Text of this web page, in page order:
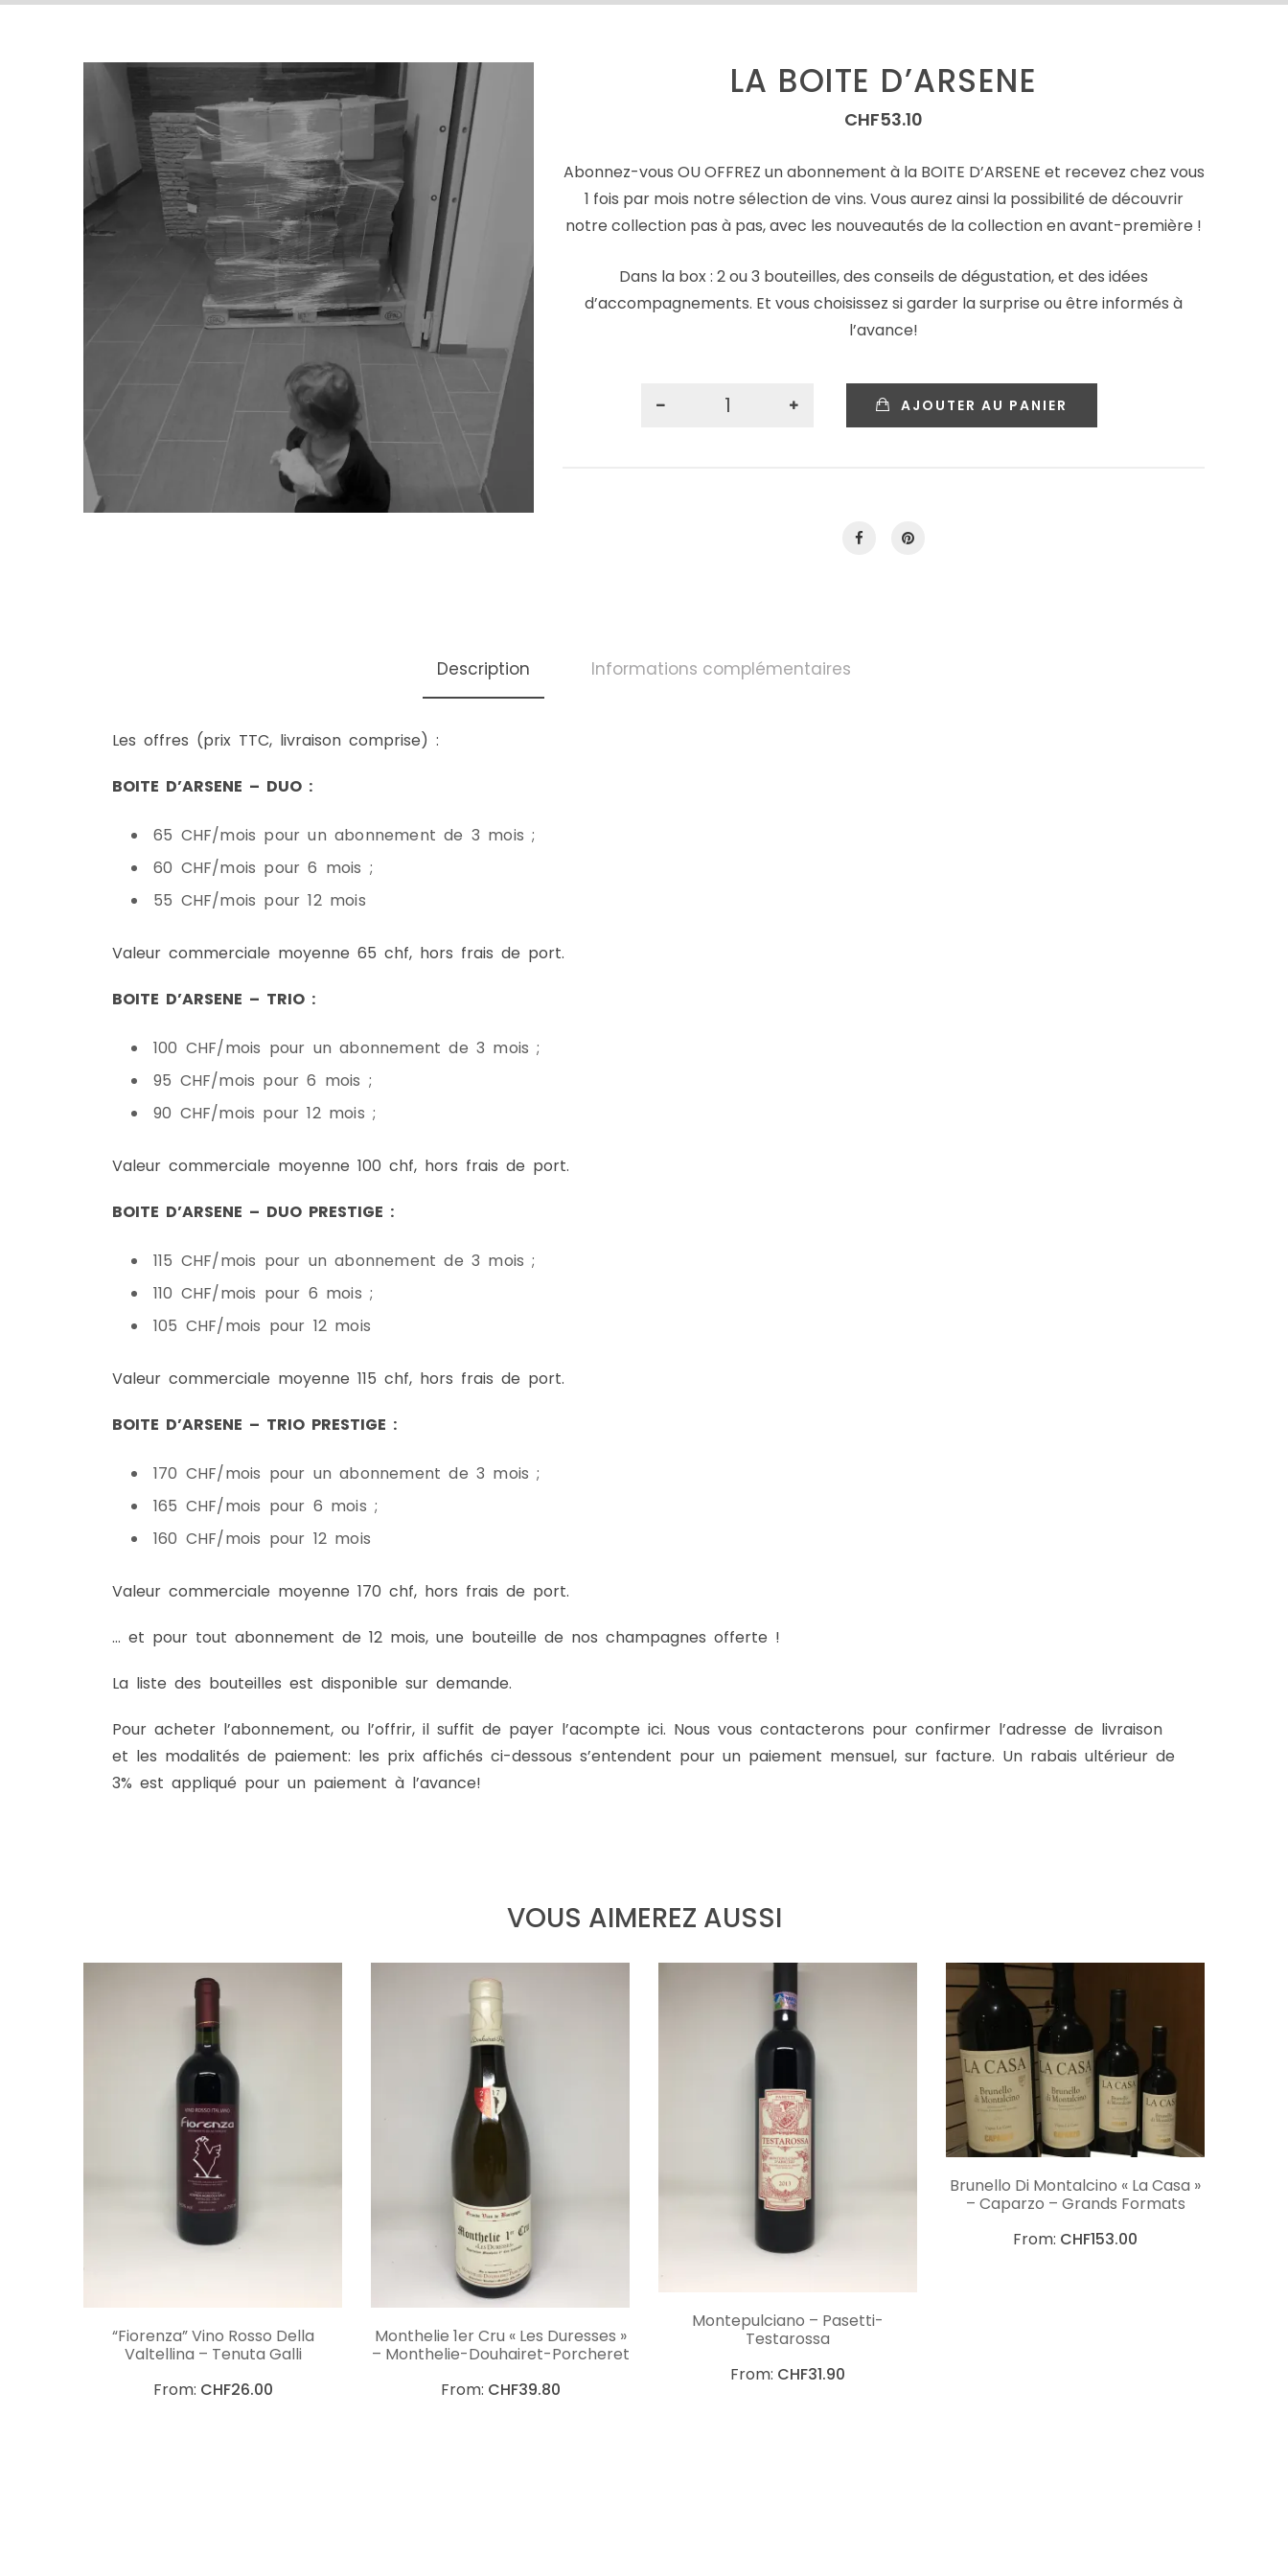
LA BOITE D’ARSENE
CHF53.10
Abonnez-vous OU OFFREZ un abonnement à la BOITE D’ARSENE et recevez chez vous
1 fois par mois notre sélection de vins. Vous aurez ainsi la possibilité de découvrir
notre collection pas à pas, avec les nouveautés de la collection en avant-première !
Dans la box : 2 ou 3 bouteilles, des conseils de dégustation, et des idées
d’accompagnements. Et vous choisissez si garder la surprise ou être informés à
l’avance!
AJOUTER AU PANIER
Description Informations complémentaires
Les offres (prix TTC, livraison comprise) :
BOITE D’ARSENE – DUO :
65 CHF/mois pour un abonnement de 3 mois ;
60 CHF/mois pour 6 mois ;
55 CHF/mois pour 12 mois
Valeur commerciale moyenne 65 chf, hors frais de port.
BOITE D’ARSENE – TRIO :
100 CHF/mois pour un abonnement de 3 mois ;
95 CHF/mois pour 6 mois ;
90 CHF/mois pour 12 mois ;
Valeur commerciale moyenne 100 chf, hors frais de port.
BOITE D’ARSENE – DUO PRESTIGE :
115 CHF/mois pour un abonnement de 3 mois ;
110 CHF/mois pour 6 mois ;
105 CHF/mois pour 12 mois
Valeur commerciale moyenne 115 chf, hors frais de port.
BOITE D’ARSENE – TRIO PRESTIGE :
170 CHF/mois pour un abonnement de 3 mois ;
165 CHF/mois pour 6 mois ;
160 CHF/mois pour 12 mois
Valeur commerciale moyenne 170 chf, hors frais de port.
… et pour tout abonnement de 12 mois, une bouteille de nos champagnes offerte !
La liste des bouteilles est disponible sur demande.
Pour acheter l’abonnement, ou l’offrir, il suffit de payer l’acompte ici. Nous vous contacterons pour confirmer l’adresse de livraison
et les modalités de paiement: les prix affichés ci-dessous s’entendent pour un paiement mensuel, sur facture. Un rabais ultérieur de
3% est appliqué pour un paiement à l’avance!
VOUS AIMEREZ AUSSI
CHOIX DES OPTIONS
“Fiorenza” Vino Rosso Della
Valtellina – Tenuta Galli
From: CHF26.00
CHOIX DES OPTIONS
Monthelie 1er Cru « Les Duresses »
– Monthelie-Douhairet-Porcheret
From: CHF39.80
CHOIX DES OPTIONS
Montepulciano – Pasetti-
Testarossa
From: CHF31.90
CHOIX DES OPTIONS
Brunello Di Montalcino « La Casa »
– Caparzo – Grands Formats
From: CHF153.00